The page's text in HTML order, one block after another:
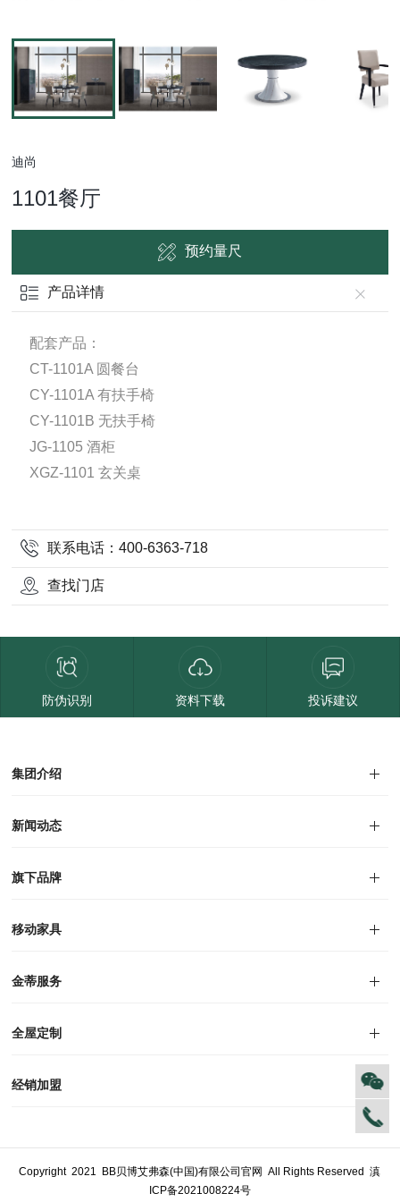
迪尚
1101餐厅
预约量尺
产品详情
配套产品：
CT-1101A 圆餐台
CY-1101A 有扶手椅
CY-1101B 无扶手椅
JG-1105 酒柜
XGZ-1101 玄关桌
联系电话：400-6363-718
查找门店
防伪识别 资料下载 投诉建议
集团介绍
集团介绍
企业文化
人才招聘
商学院
VR全景展厅
董事长介绍
新闻动态
对外公告
家居资讯
旗下品牌
品牌文化
荣誉资质
产品专利
电子画册
移动家具
迪尚
西瑞
洛斯
里奥
洛卡
美舍
新古典
纯美
金蒂服务
售后服务
防伪识别
投诉建议
全屋定制
风格定制
空间定制
户型案例
材质展示
预约量尺
经销加盟
Copyright 2021 BB贝博艾弗森(中国)有限公司官网 All Rights Reserved滇
ICP备2021008224号